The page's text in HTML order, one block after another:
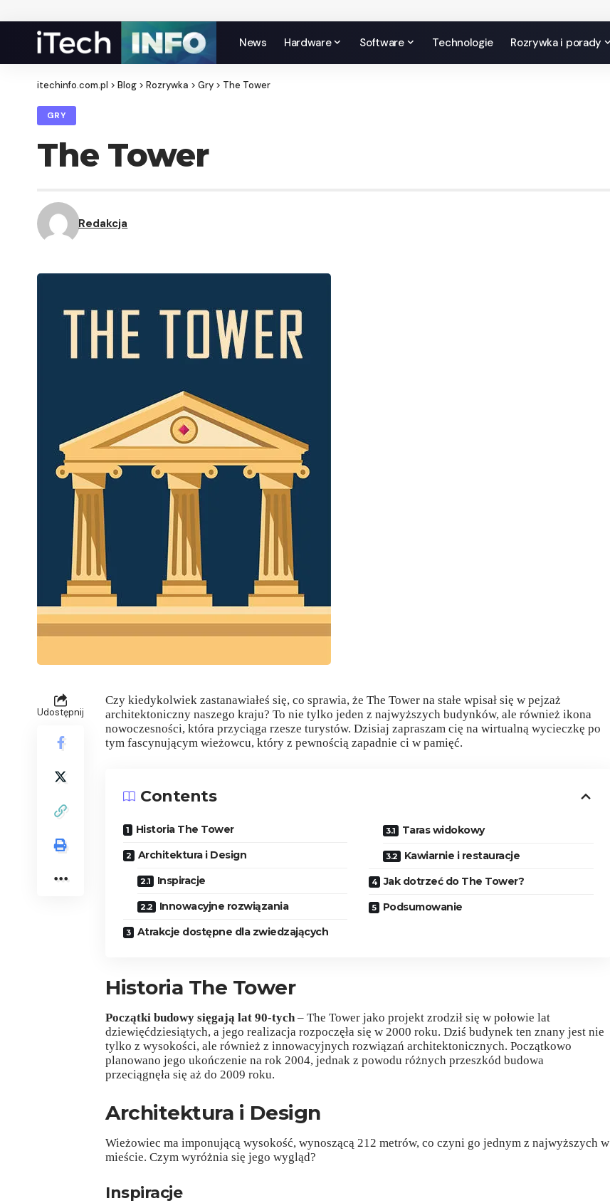
News Hardware Software Technologie Rozrywka i porady
itechinfo.com.pl > Blog > Rozrywka > Gry > The Tower
GRY
The Tower
Redakcja
Udostępnij
Czy kiedykolwiek zastanawiałeś się, co sprawia, że The Tower na stałe wpisał się w pejzaż
architektoniczny naszego kraju? To nie tylko jeden z najwyższych budynków, ale również ikona
nowoczesności, która przyciąga rzesze turystów. Dzisiaj zapraszam cię na wirtualną wycieczkę po
tym fascynującym wieżowcu, który z pewnością zapadnie ci w pamięć.
Contents
Historia The Tower
Architektura i Design
Inspiracje
Innowacyjne rozwiązania
Atrakcje dostępne dla zwiedzających
Taras widokowy
Kawiarnie i restauracje
Jak dotrzeć do The Tower?
Podsumowanie
Historia The Tower
Początki budowy sięgają lat 90-tych– The Tower jako projekt zrodził się w połowie lat
dziewięćdziesiątych, a jego realizacja rozpoczęła się w 2000 roku. Dziś budynek ten znany jest nie
tylko z wysokości, ale również z innowacyjnych rozwiązań architektonicznych. Początkowo
planowano jego ukończenie na rok 2004, jednak z powodu różnych przeszkód budowa
przeciągnęła się aż do 2009 roku.
Architektura i Design
Wieżowiec ma imponującą wysokość, wynoszącą 212 metrów, co czyni go jednym z najwyższych w
mieście. Czym wyróżnia się jego wygląd?
Inspiracje